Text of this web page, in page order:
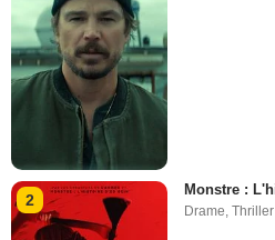
2
Monstre :
Drame ,Thriller